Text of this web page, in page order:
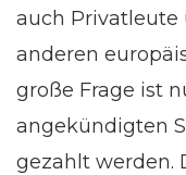
auch Privatleute
anderen
große Frage ist
angekündigten
gezahlt werden.